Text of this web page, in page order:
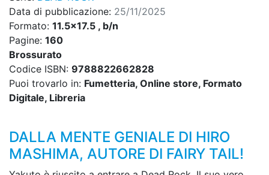
Data di pubblicazione: 25/11/2025
Formato: 11.5x17.5 , b/n
Pagine: 160
Brossurato
Codice ISBN: 9788822662828
Puoi trovarlo in: Fumetteria, Online store, Formato
Digitale, Libreria
DALLA MENTE GENIALE DI HIRO
MASHIMA, AUTORE DI FAIRY TAIL!